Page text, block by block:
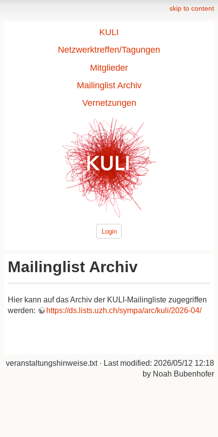
skip to content
KULI
Netzwerktreffen/Tagungen
Mitglieder
Mailinglist Archiv
Vernetzungen
Login
Mailinglist Archiv
Hier kann auf das Archiv der KULI-Mailingliste zugegriffen
werden:
https://ds.lists.uzh.ch/sympa/arc/kuli/2026-04/
veranstaltungshinweise.txt· Last modified: 2026/05/12 12:18
by Noah Bubenhofer